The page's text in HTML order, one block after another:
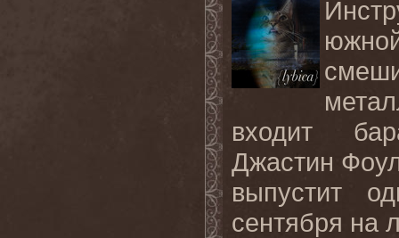
входит
Джастин
выпустит
сентября на